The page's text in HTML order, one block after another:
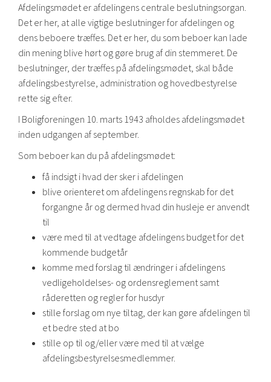
Afdelingsmødet er afdelingens centrale beslutningsorgan.
Det er her, at alle vigtige beslutninger for afdelingen og
dens beboere træffes. Det er her, du som beboer kan lade
din mening blive hørt og gøre brug af din stemmeret. De
beslutninger, der træffes på afdelingsmødet, skal både
afdelingsbestyrelse, administration og hovedbestyrelse
rette sig efter.
I Boligforeningen 10. marts 1943 afholdes afdelingsmødet
inden udgangen af september.
Som beboer kan du på afdelingsmødet:
få indsigt i hvad der sker i afdelingen
blive orienteret om afdelingens regnskab for det
forgangne år og dermed hvad din husleje er anvendt
til
være med til at vedtage afdelingens budget for det
kommende budgetår
komme med forslag til ændringer i afdelingens
vedligeholdelses- og ordensreglement samt
råderetten og regler for husdyr
stille forslag om nye tiltag, der kan gøre afdelingen til
et bedre sted at bo
stille op til og/eller være med til at vælge
afdelingsbestyrelsesmedlemmer.